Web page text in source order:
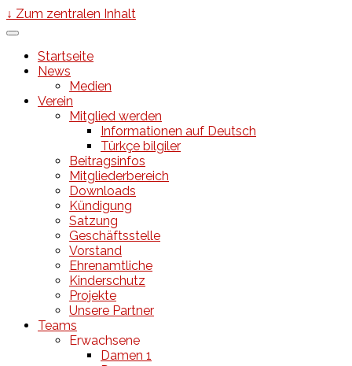
↓ Zum zentralen Inhalt
Startseite
News
Medien
Verein
Mitglied werden
Informationen auf Deutsch
Türkçe bilgiler
Beitragsinfos
Mitgliederbereich
Downloads
Kündigung
Satzung
Geschäftsstelle
Vorstand
Ehrenamtliche
Kinderschutz
Projekte
Unsere Partner
Teams
Erwachsene
Damen 1